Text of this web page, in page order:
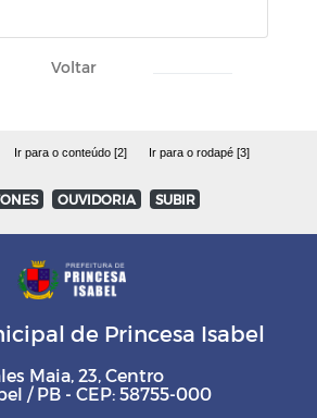
Voltar
Ir para o conteúdo [2] Ir para o rodapé [3]
OUVIDORIA SUBIR
de Princesa Isabel
Maia, 23, Centro
/ PB - CEP: 58755-000